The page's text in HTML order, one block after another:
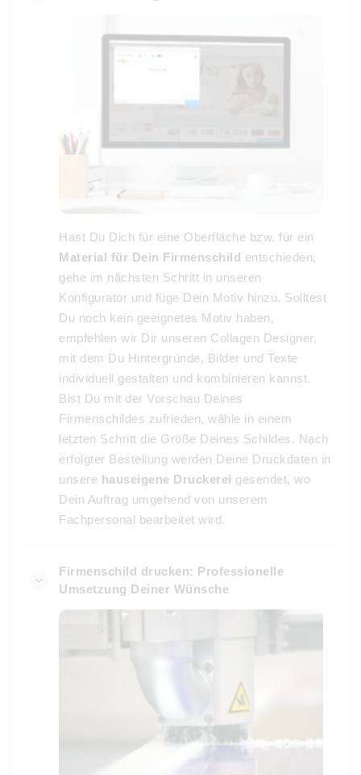
Hast Du Dich für eine Oberfläche bzw. für ein
Material für Dein Firmenschild entschieden,
gehe im nächsten Schritt in unseren
Konfigurator und füge Dein Motiv hinzu. Solltest
Du noch kein geeignetes Motiv haben,
empfehlen wir Dir unseren Collagen Designer,
mit dem Du Hintergründe, Bilder und Texte
individuell gestalten und kombinieren kannst.
Bist Du mit der Vorschau Deines
Firmenschildes zufrieden, wähle in einem
letzten Schritt die Größe Deines Schildes. Nach
erfolgter Bestellung werden Deine Druckdaten in
unsere hauseigene Druckerei gesendet, wo
Dein Auftrag umgehend von unserem
Fachpersonal bearbeitet wird.
Firmenschild drucken: Professionelle
Umsetzung Deiner Wünsche